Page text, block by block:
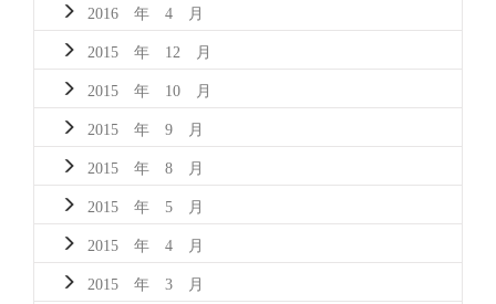
2016 年 4 月
2015 年 12 月
2015 年 10 月
2015 年 9 月
2015 年 8 月
2015 年 5 月
2015 年 4 月
2015 年 3 月